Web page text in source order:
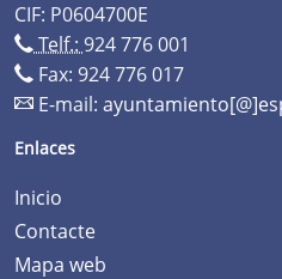
CIF: P0604700E
Telf.: 924 776 001
Fax: 924 776 017
E-mail:
Enlaces
Inicio
Contacte
Mapa web